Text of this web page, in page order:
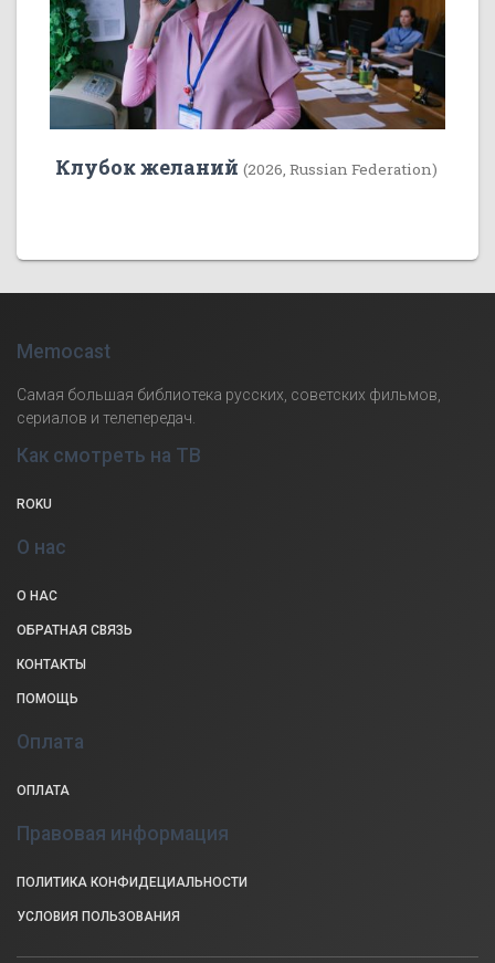
Клубок желаний (2026, Russian Federation)
Memocast
Самая большая библиотека русских, советских фильмов,
сериалов и телепередач.
Как смотреть на ТВ
ROKU
О нас
О НАС
ОБРАТНАЯ СВЯЗЬ
КОНТАКТЫ
ПОМОЩЬ
Оплата
ОПЛАТА
Правовая информация
ПОЛИТИКА КОНФИДЕЦИАЛЬНОСТИ
УСЛОВИЯ ПОЛЬЗОВАНИЯ